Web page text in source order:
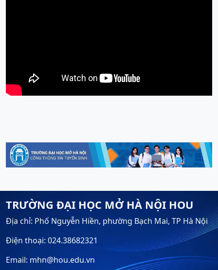
TRƯỜNG ĐẠI HỌC MỞ HÀ NỘI HOU
Địa chỉ: Phố Nguyễn Hiền, phường Bạch Mai, TP Hà Nội
Điện thoại: 024.38682321
Email: mhn@hou.edu.vn